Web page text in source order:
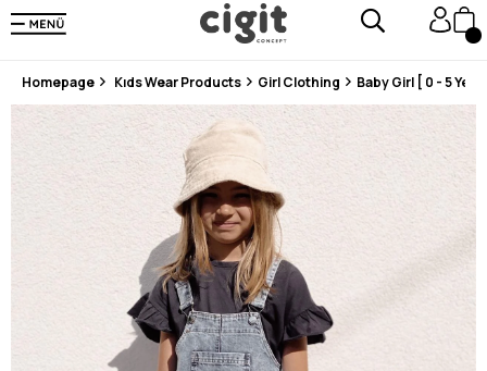
En Uygun Fiyat Garantisi !
300₺ ve Üzeri Alışverişlerde Kargo Ücretsiz !
Homepage Kıds Wear Products Girl Clothing Baby Girl [ 0 - 5